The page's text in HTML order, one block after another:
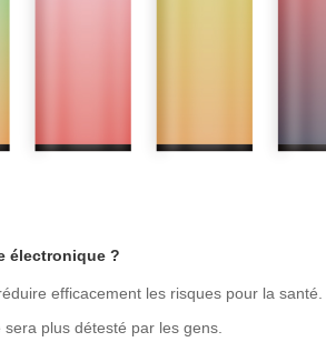
électronique ?
efficacement les risques pour la santé.
plus détesté par les gens.